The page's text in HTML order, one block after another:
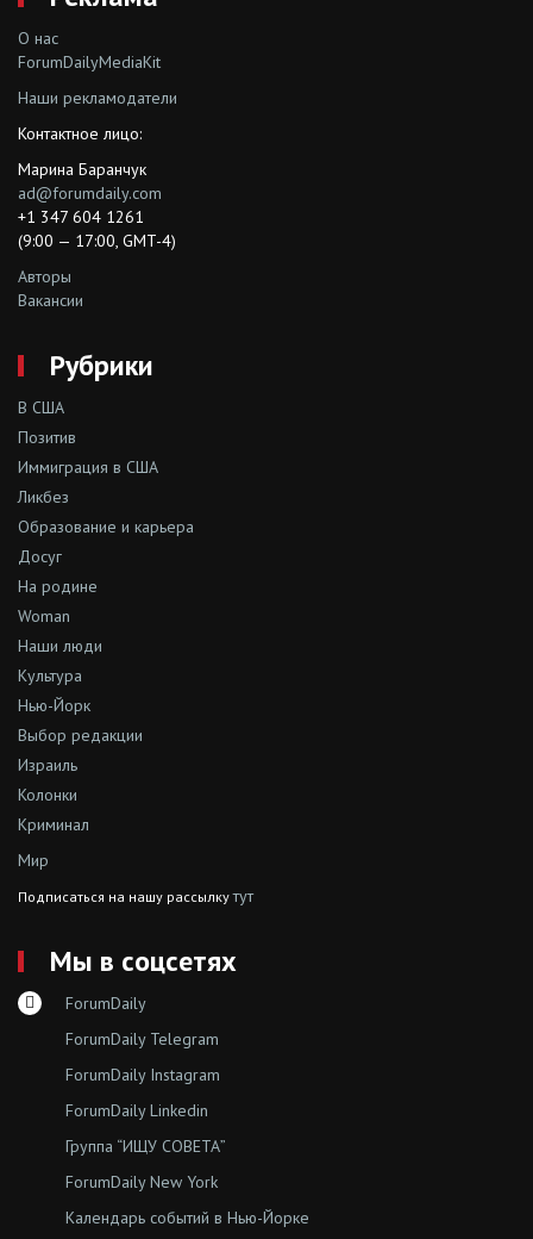
О нас
ForumDailyMediaKit
Наши рекламодатели
Контактное лицо:
Марина Баранчук
ad@forumdaily.com
+1 347 604 1261
(9:00 — 17:00, GMT-4)
Авторы
Вакансии
Рубрики
В США
Позитив
Иммиграция в США
Ликбез
Образование и карьера
Досуг
На родине
Woman
Наши люди
Культура
Нью-Йорк
Выбор редакции
Израиль
Колонки
Криминал
Мир
Подписаться на нашу рассылкутут
Мы в соцсетях
ForumDaily
ForumDaily Telegram
ForumDaily Instagram
ForumDaily Linkedin
Группа “ИЩУ СОВЕТА”
ForumDaily New York
Календарь событий в Нью-Йорке